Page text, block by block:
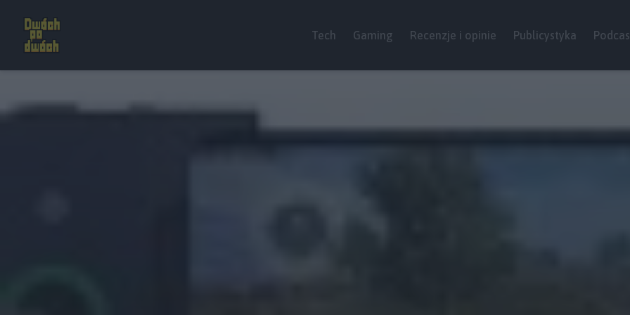
Tech Gaming Recenzje i opinie Publicystyka